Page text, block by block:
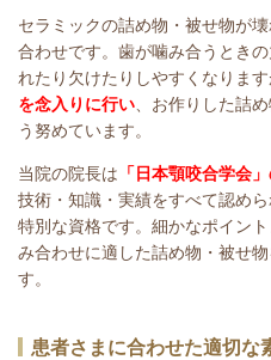
セラミックの詰め物・被せ物が
合わせです。歯が噛み合うとき
れたり欠けたりしやすくなりま
を念入りに行い 、お作りした詰
う努めています。
当院の院長は 「日本顎咬合学会
技術・知識・実績をすべて認め
特別な資格です。細かなポイン
み合わせに適した詰め物・被せ
す。
患者さまに合わせた適切な